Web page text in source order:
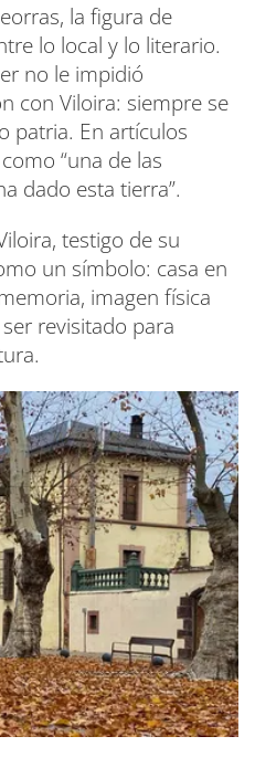
la figura de
lo local y lo literario.
no le impidió
con Viloira: siempre se
patria. En artículos
“una de las
dado esta tierra”.
testigo de su
un símbolo: casa en
imagen física
revisitado para